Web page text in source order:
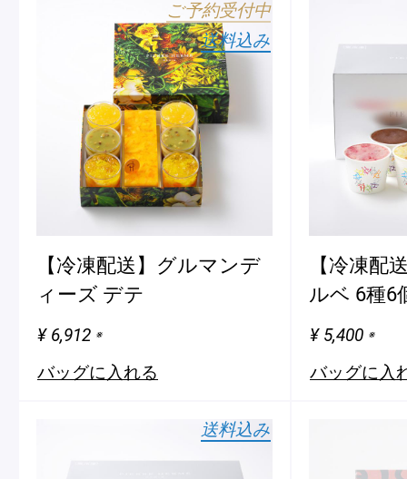
ピエール・エルメ・パリ
Notre Maison
ピエール・エルメについて ブラン
Nos adresses
ガイド
ご予約受付中
送料込み
【冷凍配送】グルマンデ
ィーズ デテ
¥ 6,912 ※
バッグに入れる
【冷凍配
ルベ 6種6
¥ 5,400 ※
バッグに入
送料込み